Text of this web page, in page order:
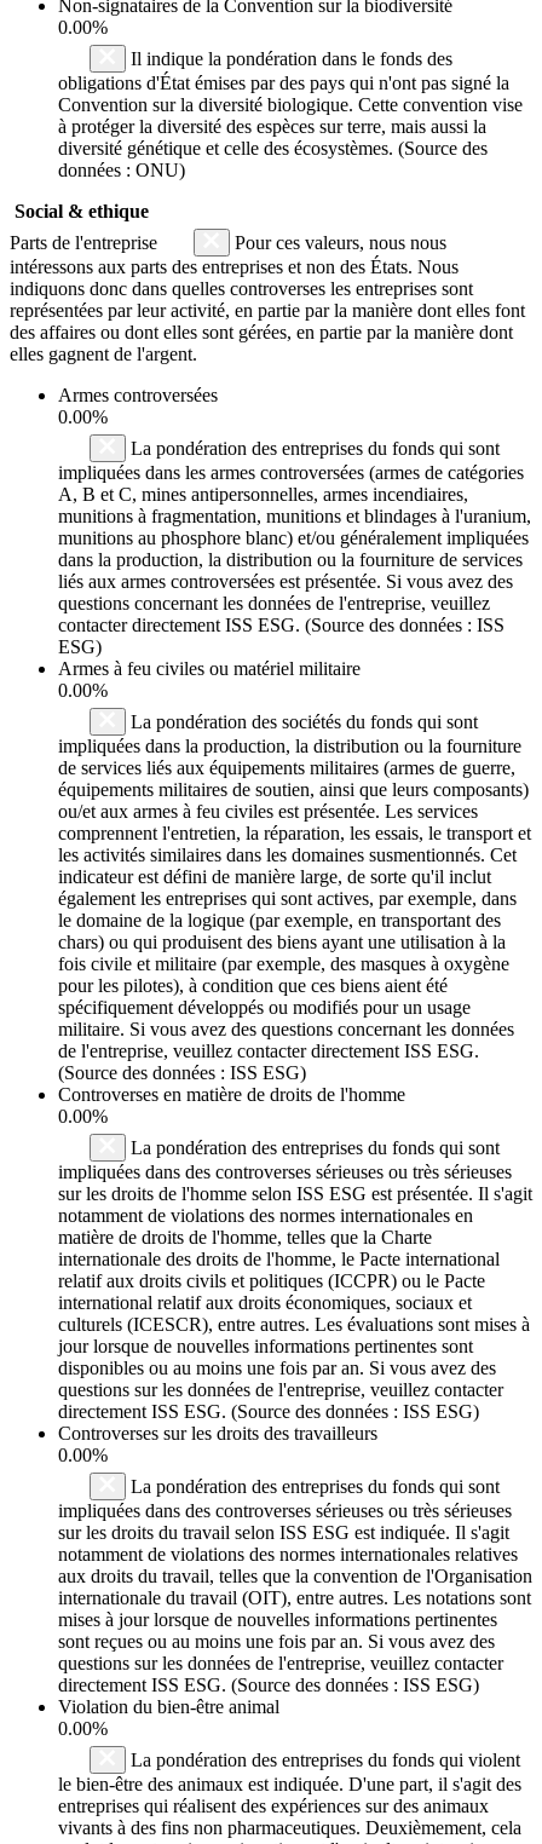
Non-signataires de la Convention sur la biodiversité
0.00%
Il indique la pondération dans le fonds des
obligations d'État émises par des pays qui n'ont pas signé la
Convention sur la diversité biologique. Cette convention vise
à protéger la diversité des espèces sur terre, mais aussi la
diversité génétique et celle des écosystèmes. (Source des
données : ONU)
Social & ethique
Parts de l'entreprise
Pour ces valeurs, nous nous
intéressons aux parts des entreprises et non des États. Nous
indiquons donc dans quelles controverses les entreprises sont
représentées par leur activité, en partie par la manière dont elles font
des affaires ou dont elles sont gérées, en partie par la manière dont
elles gagnent de l'argent.
Armes controversées
0.00%
La pondération des entreprises du fonds qui sont
impliquées dans les armes controversées (armes de catégories
A, B et C, mines antipersonnelles, armes incendiaires,
munitions à fragmentation, munitions et blindages à l'uranium,
munitions au phosphore blanc) et/ou généralement impliquées
dans la production, la distribution ou la fourniture de services
liés aux armes controversées est présentée. Si vous avez des
questions concernant les données de l'entreprise, veuillez
contacter directement ISS ESG. (Source des données : ISS
ESG)
Armes à feu civiles ou matériel militaire
0.00%
La pondération des sociétés du fonds qui sont
impliquées dans la production, la distribution ou la fourniture
de services liés aux équipements militaires (armes de guerre,
équipements militaires de soutien, ainsi que leurs composants)
ou/et aux armes à feu civiles est présentée. Les services
comprennent l'entretien, la réparation, les essais, le transport et
les activités similaires dans les domaines susmentionnés. Cet
indicateur est défini de manière large, de sorte qu'il inclut
également les entreprises qui sont actives, par exemple, dans
le domaine de la logique (par exemple, en transportant des
chars) ou qui produisent des biens ayant une utilisation à la
fois civile et militaire (par exemple, des masques à oxygène
pour les pilotes), à condition que ces biens aient été
spécifiquement développés ou modifiés pour un usage
militaire. Si vous avez des questions concernant les données
de l'entreprise, veuillez contacter directement ISS ESG.
(Source des données : ISS ESG)
Controverses en matière de droits de l'homme
0.00%
La pondération des entreprises du fonds qui sont
impliquées dans des controverses sérieuses ou très sérieuses
sur les droits de l'homme selon ISS ESG est présentée. Il s'agit
notamment de violations des normes internationales en
matière de droits de l'homme, telles que la Charte
internationale des droits de l'homme, le Pacte international
relatif aux droits civils et politiques (ICCPR) ou le Pacte
international relatif aux droits économiques, sociaux et
culturels (ICESCR), entre autres. Les évaluations sont mises à
jour lorsque de nouvelles informations pertinentes sont
disponibles ou au moins une fois par an. Si vous avez des
questions sur les données de l'entreprise, veuillez contacter
directement ISS ESG. (Source des données : ISS ESG)
Controverses sur les droits des travailleurs
0.00%
La pondération des entreprises du fonds qui sont
impliquées dans des controverses sérieuses ou très sérieuses
sur les droits du travail selon ISS ESG est indiquée. Il s'agit
notamment de violations des normes internationales relatives
aux droits du travail, telles que la convention de l'Organisation
internationale du travail (OIT), entre autres. Les notations sont
mises à jour lorsque de nouvelles informations pertinentes
sont reçues ou au moins une fois par an. Si vous avez des
questions sur les données de l'entreprise, veuillez contacter
directement ISS ESG. (Source des données : ISS ESG)
Violation du bien-être animal
0.00%
La pondération des entreprises du fonds qui violent
le bien-être des animaux est indiquée. D'une part, il s'agit des
entreprises qui réalisent des expériences sur des animaux
vivants à des fins non pharmaceutiques. Deuxièmement, cela